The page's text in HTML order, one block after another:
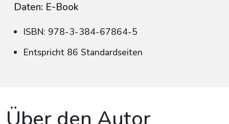
Daten: E-Book
ISBN: 978-3-384-67864-5
Entspricht 86 Standardseiten